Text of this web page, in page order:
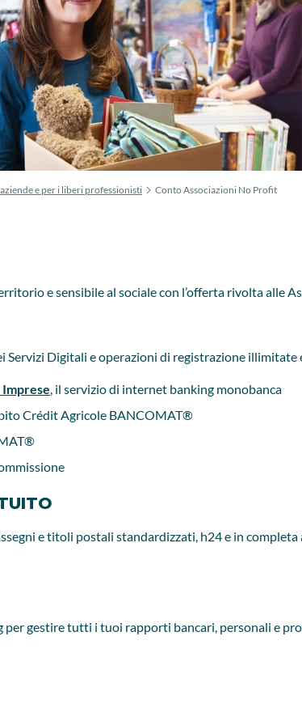
e per i liberi professionisti Conto Associazioni No Profit
e sensibile al sociale con l’offerta rivolta alle
Digitali e operazioni di registrazione illimitate
, il servizio di internet banking monobanca
Crédit Agricole BANCOMAT®
e titoli postali standardizzati, h24 e in
per gestire tutti i tuoi rapporti bancari, personali e